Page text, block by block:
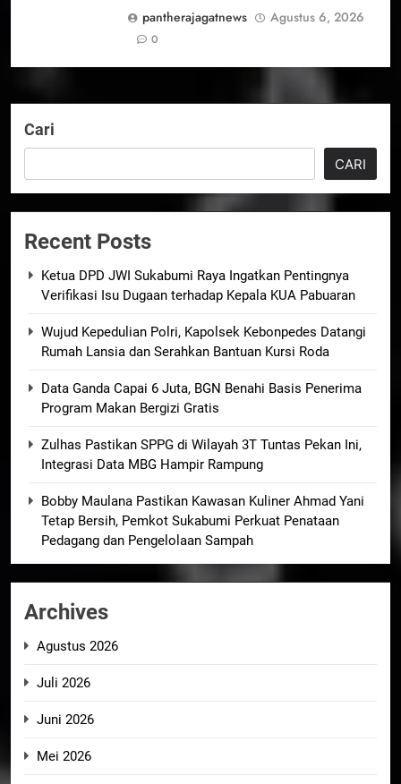
pantherajagatnews
Agustus 6, 2026
0
Cari
CARI
Recent Posts
Ketua DPD JWI Sukabumi Raya Ingatkan Pentingnya
Verifikasi Isu Dugaan terhadap Kepala KUA Pabuaran
Wujud Kepedulian Polri, Kapolsek Kebonpedes Datangi
Rumah Lansia dan Serahkan Bantuan Kursi Roda
Data Ganda Capai 6 Juta, BGN Benahi Basis Penerima
Program Makan Bergizi Gratis
Zulhas Pastikan SPPG di Wilayah 3T Tuntas Pekan Ini,
Integrasi Data MBG Hampir Rampung
Bobby Maulana Pastikan Kawasan Kuliner Ahmad Yani
Tetap Bersih, Pemkot Sukabumi Perkuat Penataan
Pedagang dan Pengelolaan Sampah
Archives
Agustus 2026
Juli 2026
Juni 2026
Mei 2026